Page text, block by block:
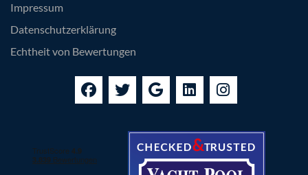
Impressum
Datenschutzerklärung
Echtheit von Bewertungen